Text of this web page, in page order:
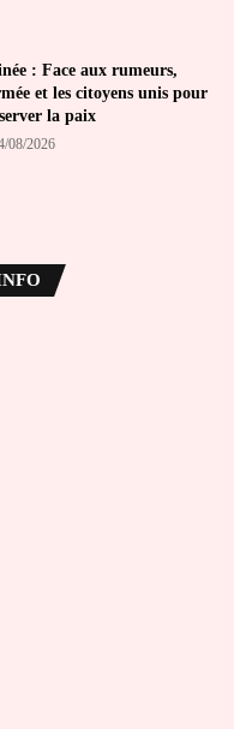
: Face aux rumeurs,
et les citoyens unis pour
la paix
08/2026